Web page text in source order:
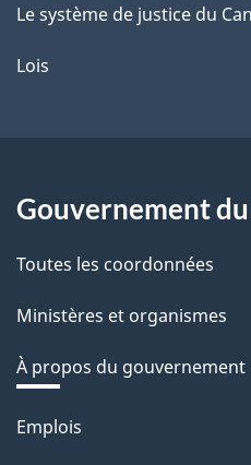
Le système de justice du
Lois
Gouvernement
Toutes les coordonnées
Ministères et organismes
À propos du gouvernement
Thèmes
Emplois